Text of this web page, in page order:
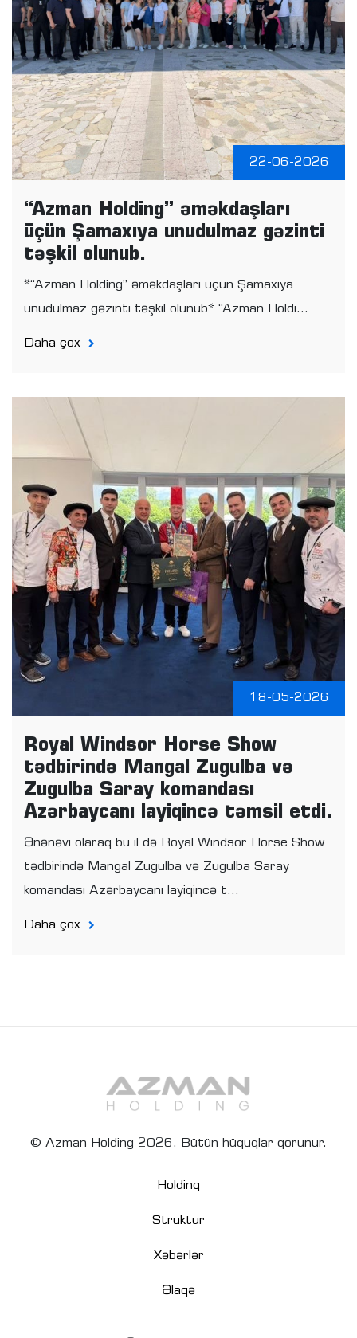
22-06-2026
“Azman Holding” əməkdaşları
üçün Şamaxıya unudulmaz gəzinti
təşkil olunub.
*“Azman Holding” əməkdaşları üçün Şamaxıya
unudulmaz gəzinti təşkil olunub* “Azman Holdi...
Daha çox
18-05-2026
Royal Windsor Horse Show
tədbirində Mangal Zugulba və
Zugulba Saray komandası
Azərbaycanı layiqincə təmsil etdi.
Ənənəvi olaraq bu il də Royal Windsor Horse Show
tədbirində Mangal Zugulba və Zugulba Saray
komandası Azərbaycanı layiqincə t...
Daha çox
© Azman Holding 2026. Bütün hüquqlar qorunur.
Holdinq
Struktur
Xəbərlər
Əlaqə